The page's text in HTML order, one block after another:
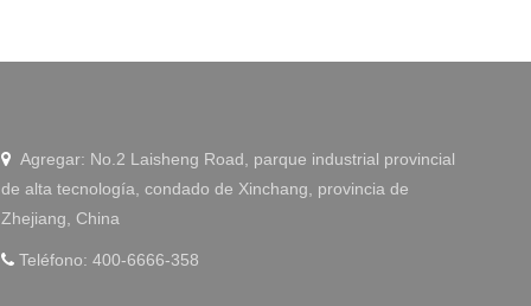
Agregar: No.2 Laisheng Road, parque industrial provincial
de alta tecnología, condado de Xinchang, provincia de
Zhejiang, China
 Teléfono: 400-6666-358